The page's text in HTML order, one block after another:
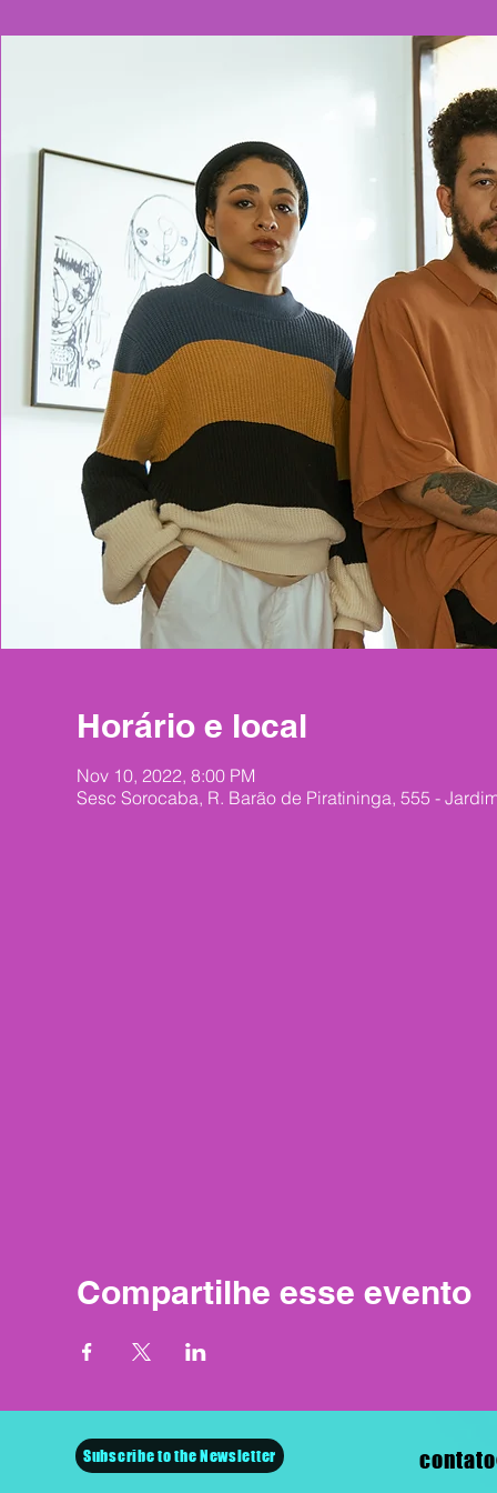
Horário e local
Nov 10, 2022, 8:00 PM
Sesc Sorocaba, R. Barão de Piratininga, 555 -
Compartilhe esse evento
Subscribe to the Newsletter